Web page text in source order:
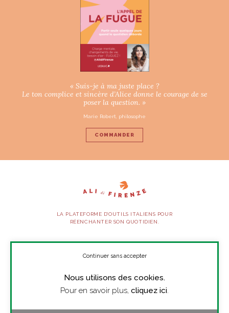
« Suis-je à ma juste place ?
Le ton complice et sincère d’Alice donne le courage de se
poser la question. »
Marie Robert, philosophe
COMMANDER
LA PLATEFORME D’OUTILS ITALIENS POUR
RÉENCHANTER SON QUOTIDIEN.
SUIVEZ-NOUS
Nous utilisons des cookies.
Pour en savoir plus, cliquez ici.
Continuer sans accepter